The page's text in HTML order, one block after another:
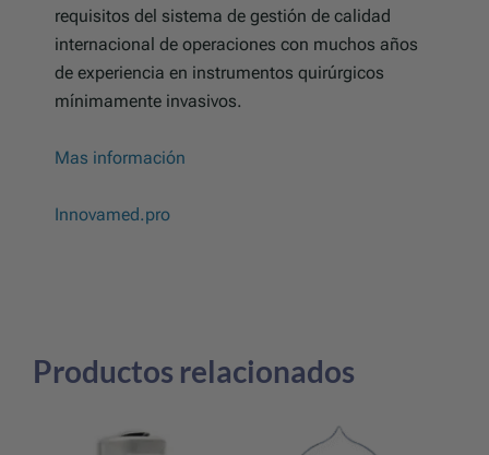
requisitos del sistema de gestión de calidad
internacional de operaciones con muchos años
de experiencia en instrumentos quirúrgicos
mínimamente invasivos.
Mas información
Innovamed.pro
Productos relacionados